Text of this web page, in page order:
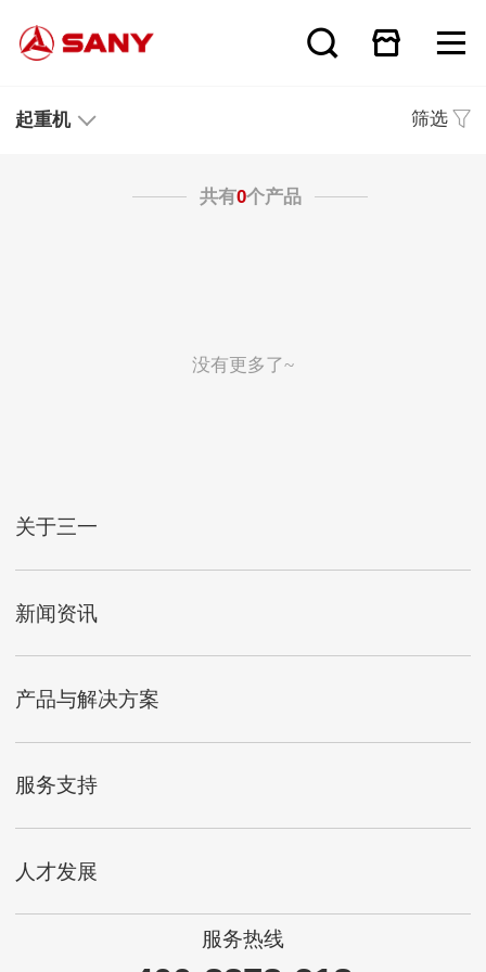
起重机 筛选
共有0个产品
没有更多了~
关于三一
新闻资讯
产品与解决方案
服务支持
人才发展
服务热线